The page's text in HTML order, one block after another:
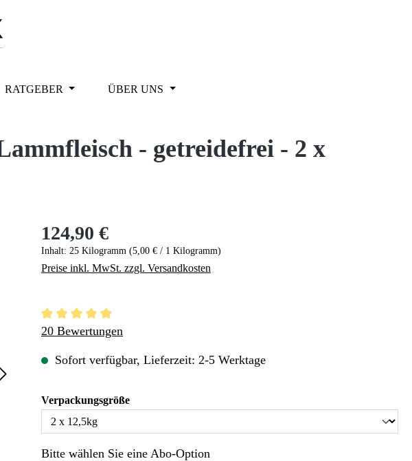
RATGEBER ÜBER UNS
- getreidefrei - 2 x
Regulärer Preis:
124,90 €
Inhalt: 25 Kilogramm (5,00 € / 1 Kilogramm)
Preise inkl. MwSt. zzgl. Versandkosten
Durchschnittliche Bewertung von 4.98 von 5 Sternen
20 Bewertungen
Sofort verfügbar, Lieferzeit: 2-5 Werktage
Verpackungsgrößeauswählen
Bitte wählen Sie eine Abo-Option